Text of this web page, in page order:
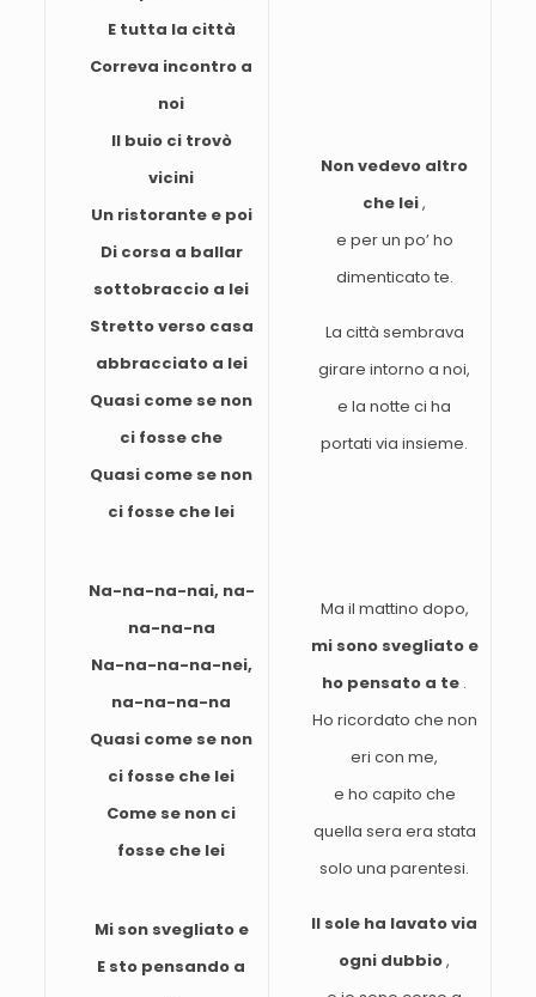
E tutta la città
Correva incontro a
noi
Il buio ci trovò
vicini
Un ristorante e poi
Di corsa a ballar
sottobraccio a lei
Stretto verso casa
abbracciato a lei
Quasi come se non
ci fosse che
Quasi come se non
ci fosse che lei
Na-na-na-nai, na-
na-na-na
Na-na-na-na-nei,
na-na-na-na
Quasi come se non
ci fosse che lei
Come se non ci
fosse che lei
Mi son svegliato e
E sto pensando a
Non vedevo altro
che lei,
e per un po’ ho
dimenticato te.
La città sembrava
girare intorno a noi,
e la notte ci ha
portati via insieme.
Ma il mattino dopo,
mi sono svegliato e
ho pensato a te .
Ho ricordato che non
eri con me,
e ho capito che
quella sera era stata
solo una parentesi.
Il sole ha lavato via
ogni dubbio,